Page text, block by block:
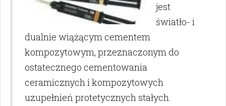
jest
światło- i
dualnie wiążącym cementem
kompozytowym, przeznaczonym do
ostatecznego cementowania
ceramicznych i kompozytowych
uzupełnień protetycznych stałych.